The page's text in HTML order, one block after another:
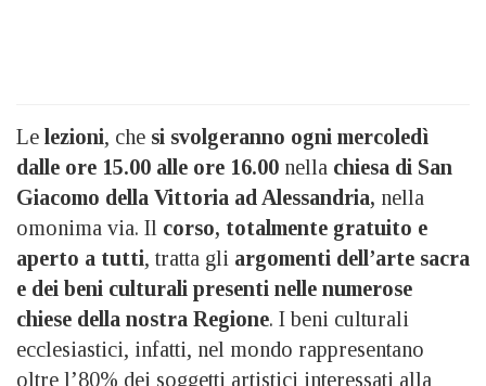
Le lezioni, che si svolgeranno ogni mercoledì
dalle ore 15.00 alle ore 16.00 nella chiesa di San
Giacomo della Vittoria ad Alessandria, nella
omonima via. Il corso, totalmente gratuito e
aperto a tutti, tratta gli argomenti dell’arte sacra
e dei beni culturali presenti nelle numerose
chiese della nostra Regione. I beni culturali
ecclesiastici, infatti, nel mondo rappresentano
oltre l’80% dei soggetti artistici interessati alla